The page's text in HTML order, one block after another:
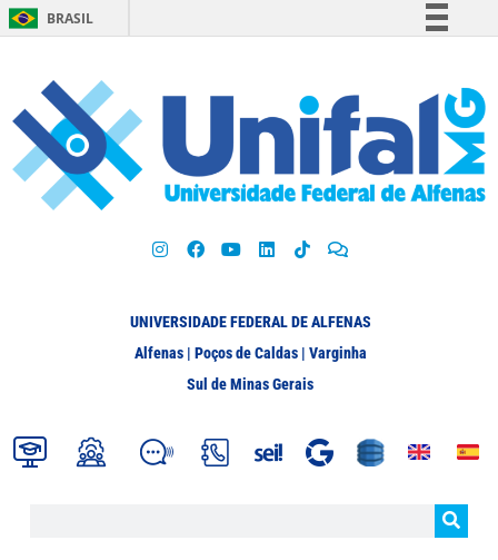
BRASIL
Participe
Acesso à informação
Legislação
UNIVERSIDADE FEDERAL DE ALFENAS
Alfenas | Poços de Caldas | Varginha
Sul de Minas Gerais